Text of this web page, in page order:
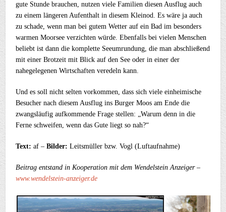
gute Stunde brauchen, nutzen viele Familien diesen Ausflug auch
zu einem längeren Aufenthalt in diesem Kleinod. Es wäre ja auch
zu schade, wenn man bei gutem Wetter auf ein Bad im besonders
warmen Moorsee verzichten würde. Ebenfalls bei vielen Menschen
beliebt ist dann die komplette Seeumrundung, die man abschließend
mit einer Brotzeit mit Blick auf den See oder in einer der
nahegelegenen Wirtschaften veredeln kann.
Und es soll nicht selten vorkommen, dass sich viele einheimische
Besucher nach diesem Ausflug ins Burger Moos am Ende die
zwangsläufig aufkommende Frage stellen: „Warum denn in die
Ferne schweifen, wenn das Gute liegt so nah?“
Text: af –Bilder: Leitsmüller bzw. Vogl (Luftaufnahme)
Beitrag entstand in Kooperation mit dem Wendelstein Anzeiger –
www.wendelstein-anzeiger.de